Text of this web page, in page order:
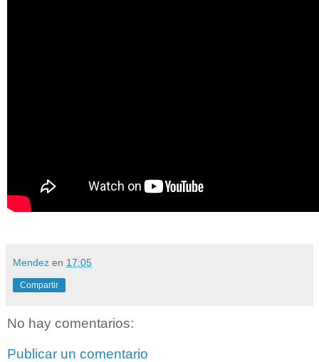
Mendez en 17:05
Compartir
No hay comentarios:
Publicar un comentario